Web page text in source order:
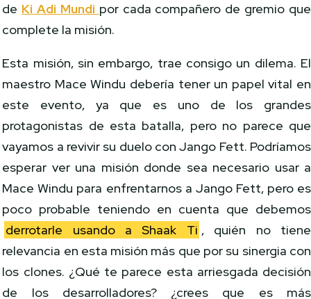
de Ki Adi Mundi por cada compañero de gremio que
complete la misión.
Esta misión, sin embargo, trae consigo un dilema. El
maestro Mace Windu debería tener un papel vital en
este evento, ya que es uno de los grandes
protagonistas de esta batalla, pero no parece que
vayamos a revivir su duelo con Jango Fett. Podríamos
esperar ver una misión donde sea necesario usar a
Mace Windu para enfrentarnos a Jango Fett, pero es
poco probable teniendo en cuenta que debemos
derrotarle usando a Shaak Ti , quién no tiene
relevancia en esta misión más que por su sinergia con
los clones. ¿Qué te parece esta arriesgada decisión
de los desarrolladores? ¿crees que es más